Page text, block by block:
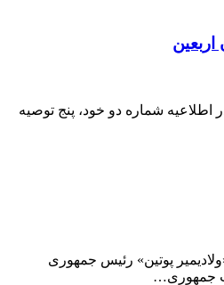
شماره دو خود، پنج توصیه
پوتین» رئیس جمهوری
جمهوری…